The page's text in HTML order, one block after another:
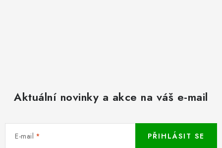
Aktuální novinky a akce na váš e-mail
E-mail PŘIHLÁSIT SE